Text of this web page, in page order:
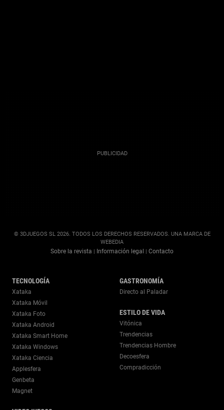
© 3DJUEGOS SL 2026. TODOS LOS DERECHOS RESERVADOS. UNA MARCA DE
WEBEDIA
Sobre la revista | Información legal | Contacto
TECNOLOGÍA
Xataka
Xataka Móvil
Xataka Foto
Xataka Android
Xataka Smart Home
Xataka Windows
Xataka Ciencia
Applesfera
Genbeta
Magnet
GASTRONOMÍA
Directo al Paladar
ESTILO DE VIDA
Vitónica
Trendencias
Trendencias Hombre
Decoesfera
Compradicción